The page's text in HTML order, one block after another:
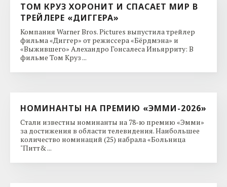
ТОМ КРУЗ ХОРОНИТ И СПАСАЕТ МИР В
ТРЕЙЛЕРЕ «ДИГГЕРА»
Компания Warner Bros. Pictures выпустила трейлер
фильма «Диггер» от режиссера «Бёрдмэна» и
«Выжившего» Алехандро Гонсалеса Иньярриту: В
фильме Том Круз ...
НОМИНАНТЫ НА ПРЕМИЮ «ЭММИ-2026»
Стали известны номинанты на 78-ю премию «Эмми»
за достижения в области телевидения. Наибольшее
количество номинаций (25) набрала «Больница
"Питт& ...